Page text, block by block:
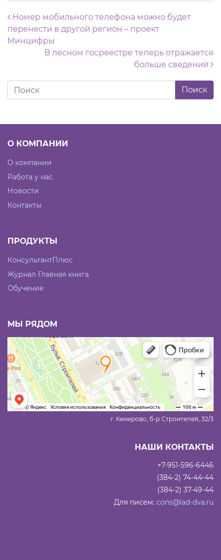
Навигация по записям
Номер мобильного телефона можно будет
перенести в другой регион – проект
Минцифры
В лесном госреестре теперь отражается
больше сведений
О КОМПАНИИ
О компании
Работа у нас
Новости
Контакты
ПРОДУКТЫ
КонсультантПлюс
Журнал Главная книга
Обучение
МЫ РЯДОМ
г. Кемерово, б-р Строителей, 32/3
НАШИ КОНТАКТЫ
+7-951-596-6446
(384-2) 74-44-44
(384-2) 37-49-44
Для писем: cons@lad-dva.ru